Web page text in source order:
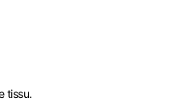
tissu.